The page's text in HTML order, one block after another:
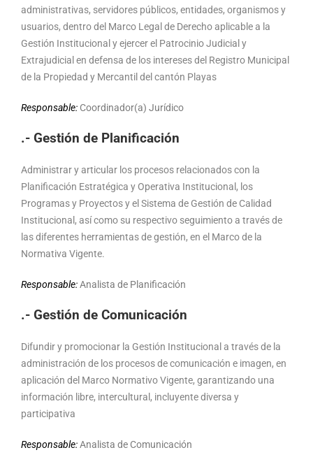
administrativas, servidores públicos, entidades, organismos y
usuarios, dentro del Marco Legal de Derecho aplicable a la
Gestión Institucional y ejercer el Patrocinio Judicial y
Extrajudicial en defensa de los intereses del Registro Municipal
de la Propiedad y Mercantil del cantón Playas
Responsable: Coordinador(a) Jurídico
.- Gestión de Planificación
Administrar y articular los procesos relacionados con la
Planificación Estratégica y Operativa Institucional, los
Programas y Proyectos y el Sistema de Gestión de Calidad
Institucional, así como su respectivo seguimiento a través de
las diferentes herramientas de gestión, en el Marco de la
Normativa Vigente.
Responsable:Analista de Planificación
.- Gestión de Comunicación
Difundir y promocionar la Gestión Institucional a través de la
administración de los procesos de comunicación e imagen, en
aplicación del Marco Normativo Vigente, garantizando una
información libre, intercultural, incluyente diversa y
participativa
Responsable:Analista de Comunicación